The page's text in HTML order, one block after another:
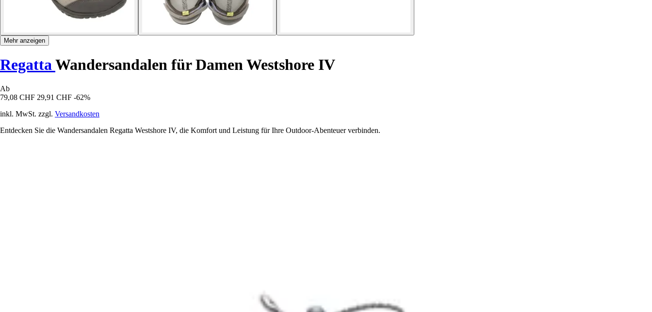
Mehr anzeigen
Regatta Wandersandalen für Damen Westshore IV
Ab
79,08 CHF 29,91 CHF -62%
inkl. MwSt. zzgl. Versandkosten
Entdecken Sie die Wandersandalen Regatta Westshore IV, die Komfort und Leistung für Ihre Outdoor-Abenteuer verbinden.